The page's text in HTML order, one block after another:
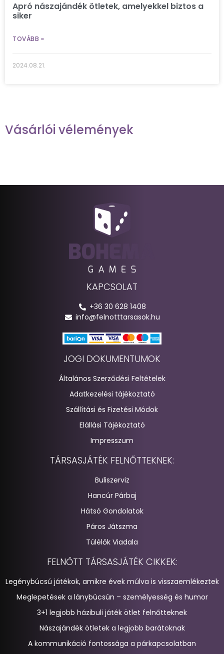
Apró nászajándék ötletek, amelyekkel biztos a
siker
TOVÁBB »
2024.08.21.
Vásárlói vélemények
KAPCSOLAT
+36 30 628 1408
info@felnotttarsasok.hu
JOGI DOKUMENTUMOK
Általános Szerződési Feltételek
Adatkezelési tájékoztató
Szállítási és Fizetési Módok
Elállási Tájékoztató
Impresszum
TÁRSASJÁTÉK FELNŐTTEKNEK:
Buliszerviz
Hancúr Párbaj
Hátsó Gondolatok
Páros Játszma
Túlélők Viadala
FELNŐTT TÁRSASJÁTÉK CIKKEK:
Legénybúcsú játékok, amikre évek múlva is visszaemlékeztek
Meglepetések a lánybúcsún – személyesség és humor
3+1 legjobb házibuli játék ötlet felnőtteknek
Nászajándék ötletek a legjobb barátoknak
A kommunikáció fontossága a párkapcsolatban